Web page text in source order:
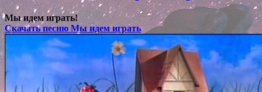
Мы идем играть!
Скачать песню Мы идем играть